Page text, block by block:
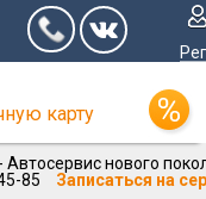
карту
нового
85
Записаться на